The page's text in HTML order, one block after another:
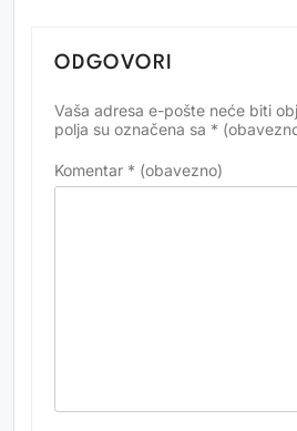
ODGOVORI
Vaša adresa e-pošte neće biti
polja su označena sa *
Komentar * (obavezno)
Alternative: